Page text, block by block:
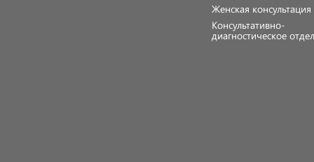
Женская
Консультативно-
диагностическое